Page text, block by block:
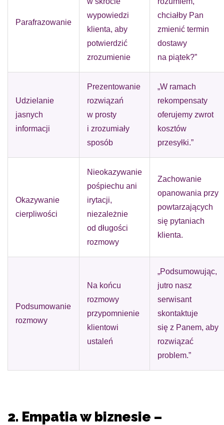
Parafrazowanie
wypowiedzi
klienta, aby
potwierdzić
zrozumienie
chciałby Pan
zmienić termin
dostawy
na piątek?”
Udzielanie
jasnych
informacji
Prezentowanie
rozwiązań
w prosty
i zrozumiały
sposób
„W ramach
rekompensaty
oferujemy zwrot
kosztów
przesyłki.”
Okazywanie
cierpliwości
Nieokazywanie
pośpiechu ani
irytacji,
niezależnie
od długości
rozmowy
Zachowanie
opanowania przy
powtarzających
się pytaniach
klienta.
Podsumowanie
rozmowy
Na końcu
rozmowy
przypomnienie
klientowi
ustaleń
„Podsumowując,
jutro nasz
serwisant
skontaktuje
się z Panem, aby
rozwiązać
problem.”
2. Empatia w biznesie –